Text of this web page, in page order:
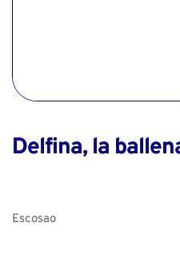
Delfina, la
Escosao